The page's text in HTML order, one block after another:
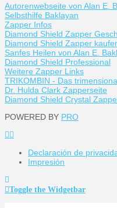
Autorenwebseite von Alan E.
Selbsthilfe Baklayan
Zapper Infos
Diamond Shield Zapper
Diamond Shield Zapper
Sanfes Heilen von Alan E.
Diamond Shield Professional
Weitere Zapper Links
TRIKOMBIN - Das
Dr. Hulda Clark Zapperseite
Diamond Shield Crystal
POWERED BY PRO
Declaración de
Impresión
Toggle the Widgetbar